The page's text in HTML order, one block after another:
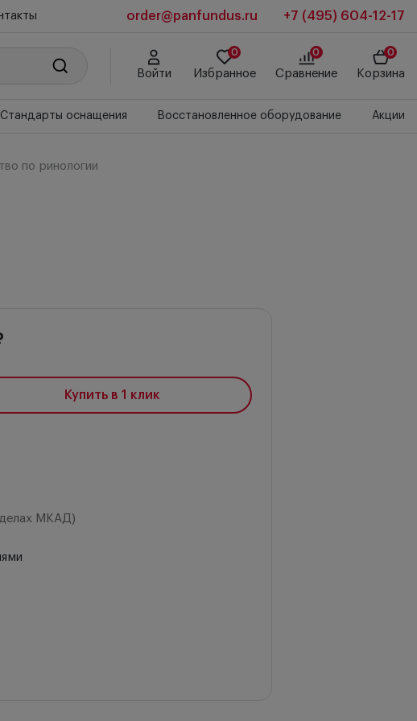
order@panfundus.ru +7 (495) 604-12-17
Войти
0
Избранное
0
Сравнение
0
Корзина
Стандарты оснащения Восстановленное оборудование Акции
по ринологии
Купить в 1 клик
МКАД)